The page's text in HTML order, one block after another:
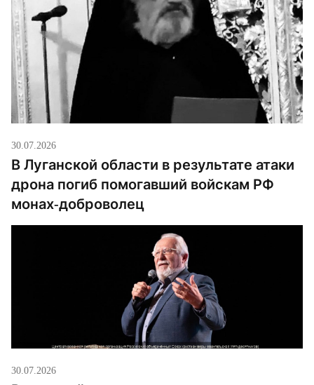
30.07.2026
В Луганской области в результате атаки
дрона погиб помогавший войскам РФ
монах-доброволец
30.07.2026